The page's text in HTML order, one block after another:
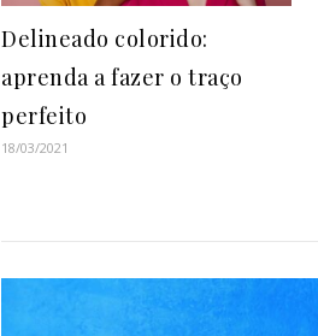
Delineado colorido:
aprenda a fazer o traço
perfeito
18/03/2021